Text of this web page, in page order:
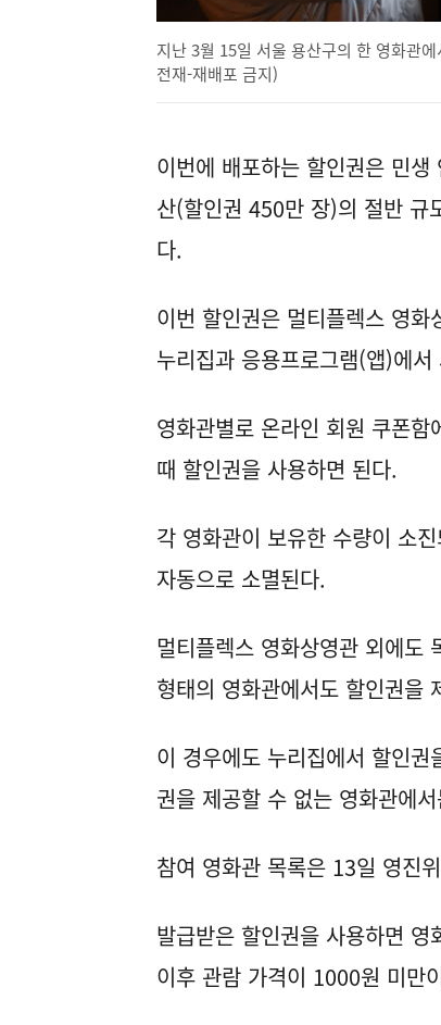
지난 3월 15일 서울 용산구의 한 영화관
전재-재배포 금지)
이번에 배포하는 할인권은 민
산(할인권 450만 장)의 절반 규
다.
이번 할인권은 멀티플렉스 영
누리집과 응용프로그램(앱)에
영화관별로 온라인 회원 쿠폰
때 할인권을 사용하면 된다.
각 영화관이 보유한 수량이 소
자동으로 소멸된다.
멀티플렉스 영화상영관 외에도
형태의 영화관에서도 할인권을
이 경우에도 누리집에서 할인
권을 제공할 수 없는 영화관에
참여 영화관 목록은 13일 영진
발급받은 할인권을 사용하면
이후 관람 가격이 1000원 미만